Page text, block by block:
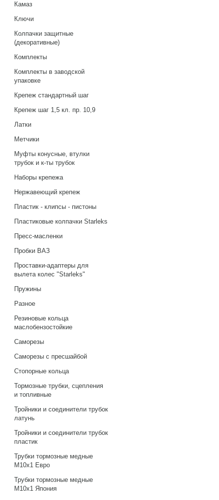
Камаз
Ключи
Колпачки защитные
(декоративные)
Комплекты
Комплекты в заводской
упаковке
Крепеж стандартный шаг
Крепеж шаг 1,5 кл. пр. 10,9
Латки
Метчики
Муфты конусные, втулки
трубок и к-ты трубок
Наборы крепежа
Нержавеющий крепеж
Пластик - клипсы - пистоны
Пластиковые колпачки Starleks
Пресс-масленки
Пробки ВАЗ
Проставки-адаптеры для
вылета колес "Starleks"
Пружины
Разное
Резиновые кольца
маслобензостойкие
Саморезы
Саморезы с пресшайбой
Стопорные кольца
Тормозные трубки, сцепления
и топливные
Тройники и соединители трубок
латунь
Тройники и соединители трубок
пластик
Трубки тормозные медные
М10х1 Евро
Трубки тормозные медные
М10х1 Япония